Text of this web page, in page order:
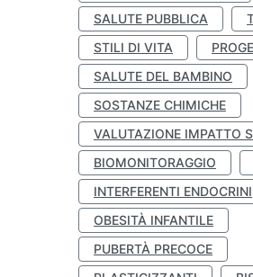
SALUTE PUBBLICA
STILI DI VITA
SALUTE DEL BAMBINO
SOSTANZE CHIMICHE
VALUTAZIONE IMPATTO
BIOMONITORAGGIO
INTERFERENTI ENDOCRINI
OBESITÀ INFANTILE
PUBERTÀ PRECOCE